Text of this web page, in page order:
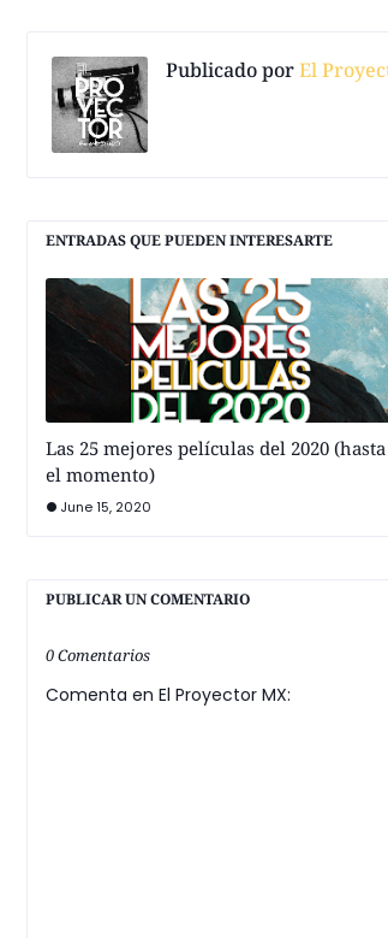
Publicado porEl
ENTRADAS QUE PUEDEN INTERESARTE
Las 25 mejores películas del 2020 (hasta
el momento)
June 15, 2020
PUBLICAR UN COMENTARIO
0 Comentarios
Comenta en El Proyector MX: